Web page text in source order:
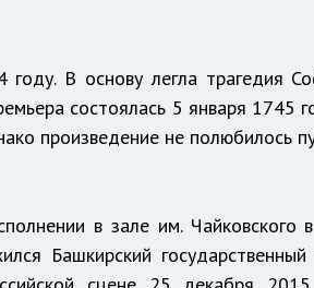
году. В основу легла трагедия
состоялась 5 января 1745
произведение не полюбилось
в зале им. Чайковского
Башкирский